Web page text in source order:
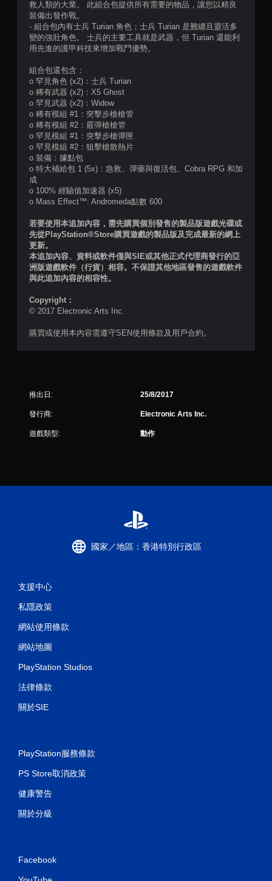
救人類的大業。 此組合包提供所有需要的物品，讓您以精良
裝備出發作戰。
- 組合包內有士兵 Turian 角色；士兵 Turian 是難纏且靈活多
變的強壯角色。 士兵的主要工具就是武器，但 Turian 還能利
用先進的護甲科技來增加戰鬥優勢。
組合包還包含：
o 罕見角色 (x2)：士兵 Turian
o 稀有武器 (x2)：X5 Ghost
o 罕見武器 (x2)：Widow
o 稀有模組 #1：突擊步槍槍管
o 稀有模組 #2：霰彈槍槍管
o 罕見模組 #1：突擊步槍彈匣
o 罕見模組 #2：狙擊槍散熱片
o 裝備：據點包
o 特大補給包 1 (5x)：急救、彈藥與復活包、Cobra RPG 和加
成
o 100% 經驗值加速器 (x5)
o Mass Effect™: Andromeda點數 600
若要使用本追加內容，需先購買個別發售的製品版遊戲光碟或
先從PlayStation®Store購買遊戲的製品版及完成最新的網上
更新。
本追加內容、資料或軟件僅與SIE或其他正式代理商發行的亞
洲版遊戲軟件（行貨）相容。不保證其他地區發售的遊戲軟件
與此追加內容的相容性。
Copyright：
© 2017 Electronic Arts Inc.
購買或使用本內容需遵守SEN使用條款及用戶合約。
推出日: 25/8/2017
發行商: Electronic Arts Inc.
遊戲類型: 動作
國家／地區：香港特別行政區
支援中心
私隱政策
網站使用條款
網站地圖
PlayStation Studios
法律條款
關於SIE
PlayStation服務條款
PS Store取消政策
健康警告
關於分級
Facebook